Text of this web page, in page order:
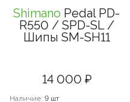
Shimano Pedal PD-
R550 / SPD-SL /
Шипы SM-SH11
14 000 ₽
Наличие: 9 шт